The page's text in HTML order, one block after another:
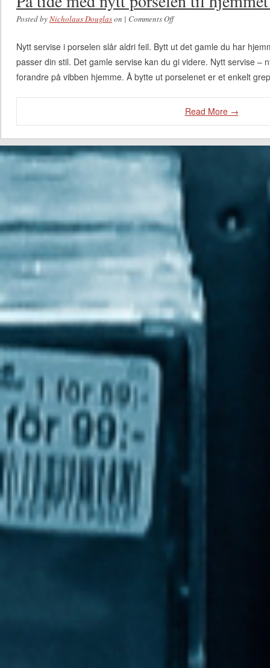
Posted byNicholaus Douglason | Comments Offon På tide med nytt porselen
arbeidsplassen
Nytt servise i porselen slår aldri feil. Bytt ut det gamle du har
passer din stil. Det gamle servise kan du gi videre. Nytt servise –
forandre på vibben hjemme. Å bytte ut porselenet er et enkelt
Read More →